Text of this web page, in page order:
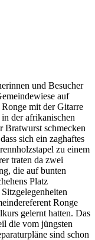
und Besucher
auf
mit der Gitarre
der afrikanischen
Bratwurst schmecken
sich ein zaghaftes
zu einem
traten da zwei
die auf bunten
Platz
Ronge
gelernt hatten. Das
die vom jüngsten
sind schon